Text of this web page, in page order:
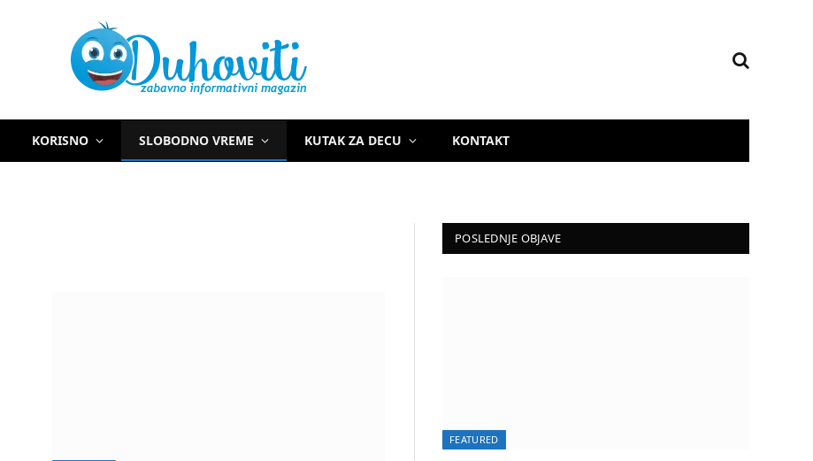
KORISNO SLOBODNO VREME KUTAK ZA DECU KONTAKT
POSLEDNJE OBJAVE
FEATURED